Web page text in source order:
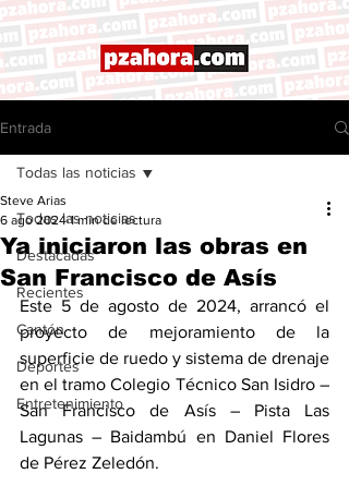
Entrada
Todas las noticias
Destacadas
Recientes
Cantón
Deportes
Entretenimiento
Todas las noticias
Ya iniciaron las obras en
San Francisco de Asís
Steve Arias
6 ago 2024 1 min de lectura
Este 5 de agosto de 2024, arrancó el
proyecto de mejoramiento de la
superficie de ruedo y sistema de drenaje
en el tramo Colegio Técnico San Isidro –
San Francisco de Asís – Pista Las
Lagunas – Baidambú en Daniel Flores
de Pérez Zeledón.